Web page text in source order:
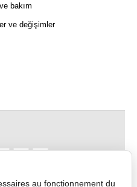
bakım
ve değişimler
au fonctionnement du